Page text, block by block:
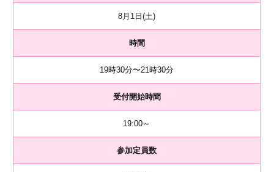
8月1日(土)
時間
19時30分〜21時30分
受付開始時間
19:00～
参加定員数